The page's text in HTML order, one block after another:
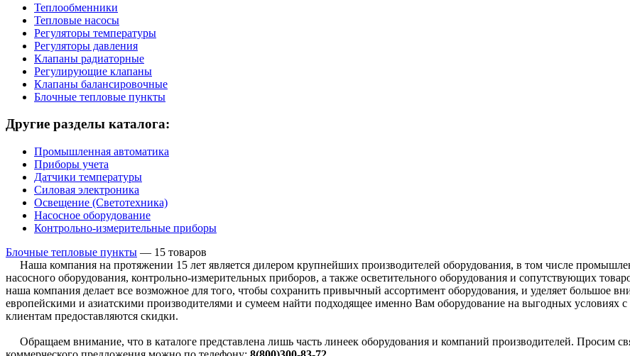
Теплообменники
Тепловые насосы
Регуляторы температуры
Регуляторы давления
Клапаны радиаторные
Регулирующие клапаны
Клапаны балансировочные
Блочные тепловые пункты
Другие разделы каталога:
Промышленная автоматика
Приборы учета
Датчики температуры
Силовая электроника
Освещение (Светотехника)
Насосное оборудование
Контрольно-измерительные приборы
Блочные тепловые пункты — 15 товаров
Наша компания на протяжении 15 лет является дилером крупнейших производителей оборудования, в том числе
насосного оборудования, контрольно-измерительных приборов, а также осветительного оборудования и сопутствующих
наша компания делает все возможное для того, чтобы сохранить привычный ассортимент оборудования, и уделяет большое
европейскими и азиатскими производителями и сумеем найти подходящее именно Вам оборудование на выгодных
клиентам предоставляются скидки.
Обращаем внимание, что в каталоге представлена лишь часть линеек оборудования и компаний производителей. Просим